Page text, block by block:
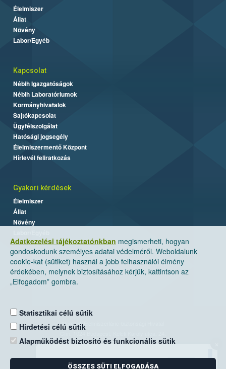
Adatkezelési tájékoztatónkban megismerheti, hogyan
gondoskodunk személyes adatai védelméről. Weboldalunk
cookie-kat (sütiket) használ a jobb felhasználói élmény
érdekében, melynek biztosításához kérjük, kattintson az
„Elfogadom” gombra.
Statisztikai célú sütik
Hirdetési célú sütik
Alapműködést biztosító és funkcionális sütik
ÖSSZES SÜTI ELFOGADÁSA
Élelmiszer
Állat
Növény
Labor/Egyéb
Kapcsolat
Nébih Igazgatóságok
Nébih Laboratóriumok
Kormányhivatalok
Sajtókapcsolat
Ügyfélszolgálat
Hatósági jogsegély
Élelmiszermentő Központ
Hírlevél feliratkozás
Gyakori kérdések
Élelmiszer
Állat
Növény
Nemzeti Élelmiszerlánc-biztonsági Hivatal
Levelezési cím: 1525 Budapest. Pf. 30.